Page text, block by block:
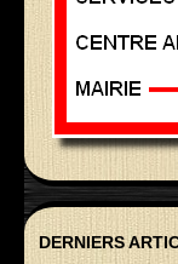
DERNIERS